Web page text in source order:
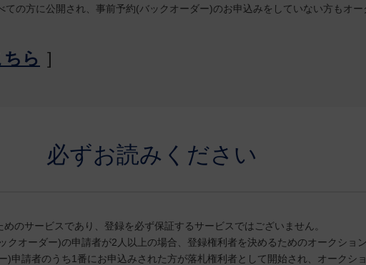
の方に公開され、事前予約(バックオーダー)のお申込みをしていない方もオー
ら ]
必ずお読みください
のサービスであり、登録を必ず保証するサービスではございません。
クオーダー)の申請者が2人以上の場合、登録権利者を決めるためのオークショ
)申請者のうち1番にお申込みされた方が落札権利者として開始され、オークシ